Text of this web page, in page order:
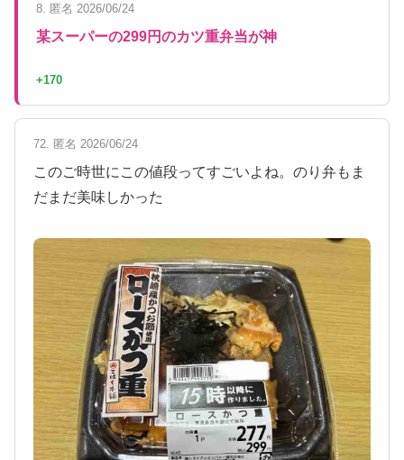
8. 匿名 2026/06/24
某スーパーの299円のカツ重弁当が神
+170
72. 匿名 2026/06/24
このご時世にこの値段ってすごいよね。のり弁もま
だまだ美味しかった